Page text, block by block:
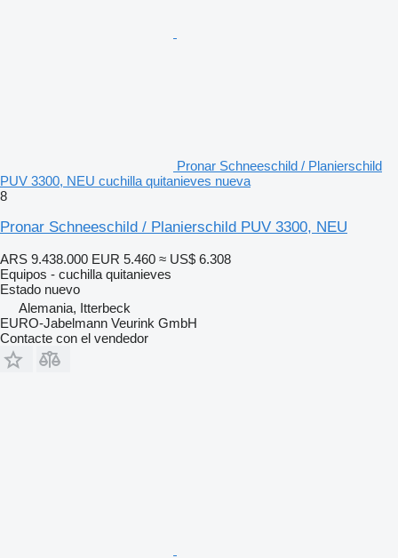
Pronar Schneeschild / Planierschild
PUV 3300, NEU cuchilla quitanieves nueva
8
Pronar Schneeschild / Planierschild PUV 3300, NEU
ARS 9.438.000 EUR 5.460 ≈ US$ 6.308
Equipos - cuchilla quitanieves
Estado nuevo
Alemania, Itterbeck
EURO-Jabelmann Veurink GmbH
Contacte con el vendedor